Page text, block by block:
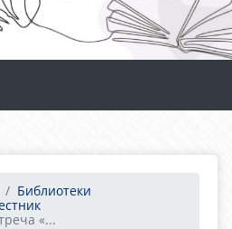
Библиотеки
«...